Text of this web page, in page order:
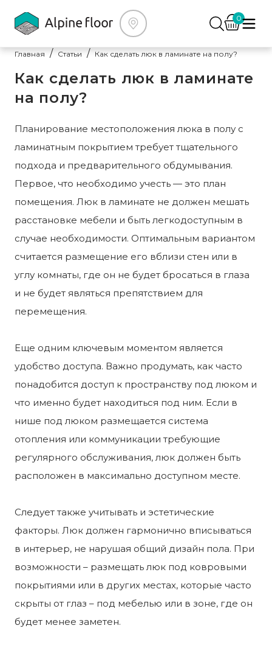
0
Главная Статьи Как сделать люк в ламинате на полу?
Как сделать люк в ламинате
на полу?
Планирование местоположения люка в полу с
ламинатным покрытием требует тщательного
подхода и предварительного обдумывания.
Первое, что необходимо учесть — это план
помещения. Люк в ламинате не должен мешать
расстановке мебели и быть легкодоступным в
случае необходимости. Оптимальным вариантом
считается размещение его вблизи стен или в
углу комнаты, где он не будет бросаться в глаза
и не будет являться препятствием для
перемещения.
Еще одним ключевым моментом является
удобство доступа. Важно продумать, как часто
понадобится доступ к пространству под люком и
что именно будет находиться под ним. Если в
нише под люком размещается система
отопления или коммуникации требующие
регулярного обслуживания, люк должен быть
расположен в максимально доступном месте.
Следует также учитывать и эстетические
факторы. Люк должен гармонично вписываться
в интерьер, не нарушая общий дизайн пола. При
возможности – размещать люк под ковровыми
покрытиями или в других местах, которые часто
скрыты от глаз – под мебелью или в зоне, где он
будет менее заметен.